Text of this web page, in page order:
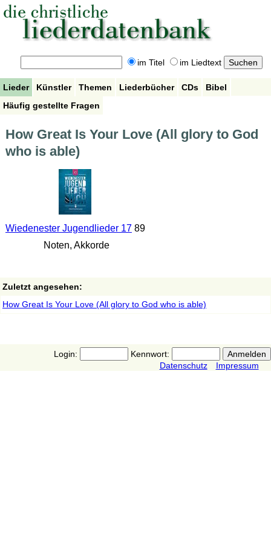
im Titel im Liedtext
Lieder Künstler Themen Liederbücher CDs
Bibel
Häufig gestellte Fragen
How Great Is Your Love (All glory to God
who is able)
Wiedenester Jugendlieder 1789
Noten, Akkorde
Zuletzt angesehen:
How Great Is Your Love (All glory to God who is able)
Login:
Kennwort:
Datenschutz
Impressum